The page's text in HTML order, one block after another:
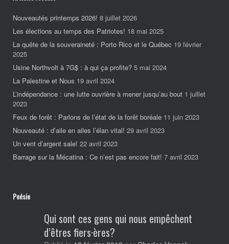
Nouveautés printemps 2026! 8 juillet 2026
Les élections au temps des Patriotes! 18 mai 2025
La quête de la souveraineté : Porto Rico et le Québec 19 février
2025
Usine Northvolt à 7G$ : à qui ça profite? 5 mai 2024
La Palestine et Nous 19 avril 2024
L’indépendance : une lutte ouvrière à mener jusqu’au bout 1 juillet
2023
Feux de forêt : Parlons de l’état de la forêt boréale 11 juin 2023
Nouveauté : d’aile en ailes l’élan vital! 29 avril 2023
Un vent d’argent sale! 22 avril 2023
Barrage sur la Mécatina : Ce n’est pas encore fait! 7 avril 2023
Poésie
Qui sont ces gens qui nous empêchent
d’êtres fiers·ères?